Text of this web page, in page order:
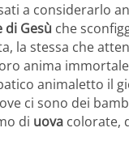
a considerarlo
di Gesù che
la stessa che
anima
animaletto il
ci sono dei
di uova colorate,